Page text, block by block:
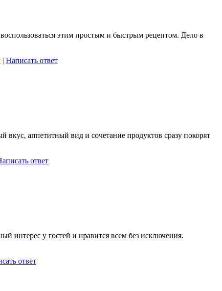
этим простым и быстрым рецептом. Дело в
| Написать ответ
аппетитный вид и сочетание продуктов сразу покорят
ответ
интерес у гостей и нравится всем без исключения.
ответ